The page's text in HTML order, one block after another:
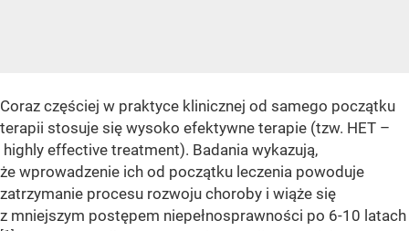
Coraz częściej w praktyce klinicznej od samego początku
terapii stosuje się wysoko efektywne terapie (tzw. HET –
highly effective treatment). Badania wykazują,
że wprowadzenie ich od początku leczenia powoduje
zatrzymanie procesu rozwoju choroby i wiąże się
z mniejszym postępem niepełnosprawności po 6-10 latach